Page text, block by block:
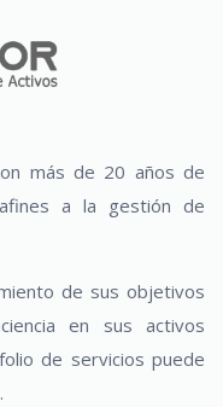
más de 20 años de
a la gestión de
de sus objetivos
en sus activos
de servicios puede